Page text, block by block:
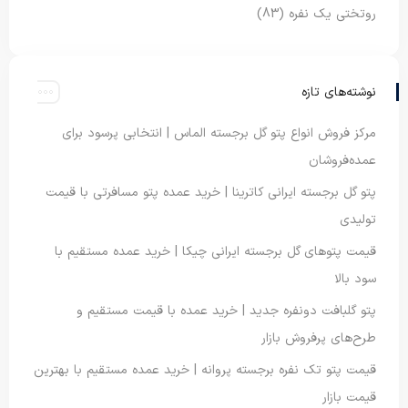
روتختی یک نفره (83)
نوشته‌های تازه
مرکز فروش انواع پتو گل برجسته الماس | انتخابی پرسود برای
عمده‌فروشان
پتو گل برجسته ایرانی کاترینا | خرید عمده پتو مسافرتی با قیمت
تولیدی
قیمت پتوهای گل برجسته ایرانی چیکا | خرید عمده مستقیم با
سود بالا
پتو گلبافت دونفره جدید | خرید عمده با قیمت مستقیم و
طرح‌های پرفروش بازار
قیمت پتو تک نفره برجسته پروانه | خرید عمده مستقیم با بهترین
قیمت بازار